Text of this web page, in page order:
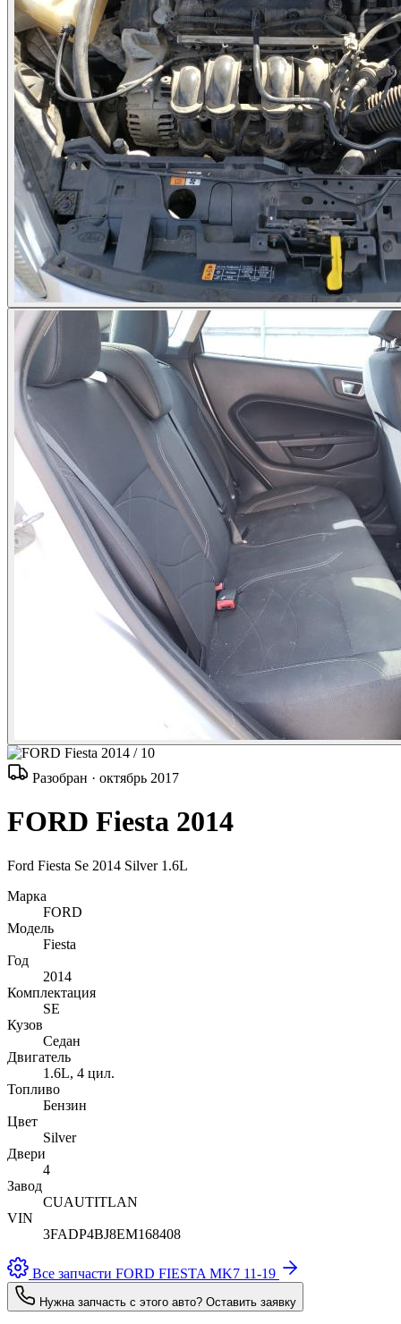
/ 10
Разобран · октябрь 2017
FORD Fiesta 2014
Ford Fiesta Se 2014 Silver 1.6L
Марка
FORD
Модель
Fiesta
Год
2014
Комплектация
SE
Кузов
Седан
Двигатель
1.6L, 4 цил.
Топливо
Бензин
Цвет
Silver
Двери
4
Завод
CUAUTITLAN
VIN
3FADP4BJ8EM168408
Все запчасти FORD FIESTA MK7 11-19
Нужна запчасть с этого авто? Оставить заявку